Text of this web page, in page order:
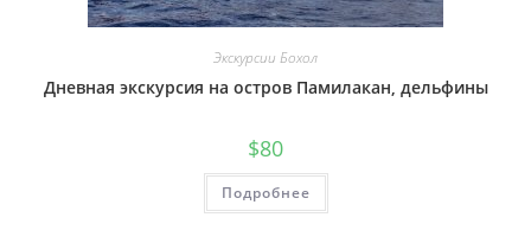
Экскурсии Бохол
Дневная экскурсия на остров Памилакан, дельфины
$80
Подробнее